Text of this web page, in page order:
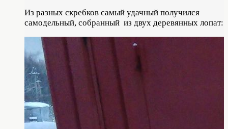
Из разных скребков самый удачный получился
самодельный, собранный из двух деревянных лопат: